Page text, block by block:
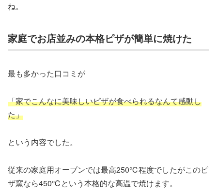
ね。
家庭でお店並みの本格ピザが簡単に焼けた
最も多かった口コミが
「家でこんなに美味しいピザが食べられるなんて感動し
た」
という内容でした。
従来の家庭用オーブンでは最高250℃程度でしたがこのピ
ザ窯なら450℃という本格的な高温で焼けます。